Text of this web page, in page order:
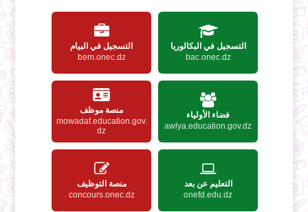
التسجيل في البكالوريا
bac.onec.dz
التسجيل في البيام
bem.onec.dz
فضاء الأولياء
awlya.education.gov.dz
منصة موظف
mowadaf.education.gov.
dz
التعليم عن بعد
onefd.edu.dz
منصة التوظيف
concours.onec.dz